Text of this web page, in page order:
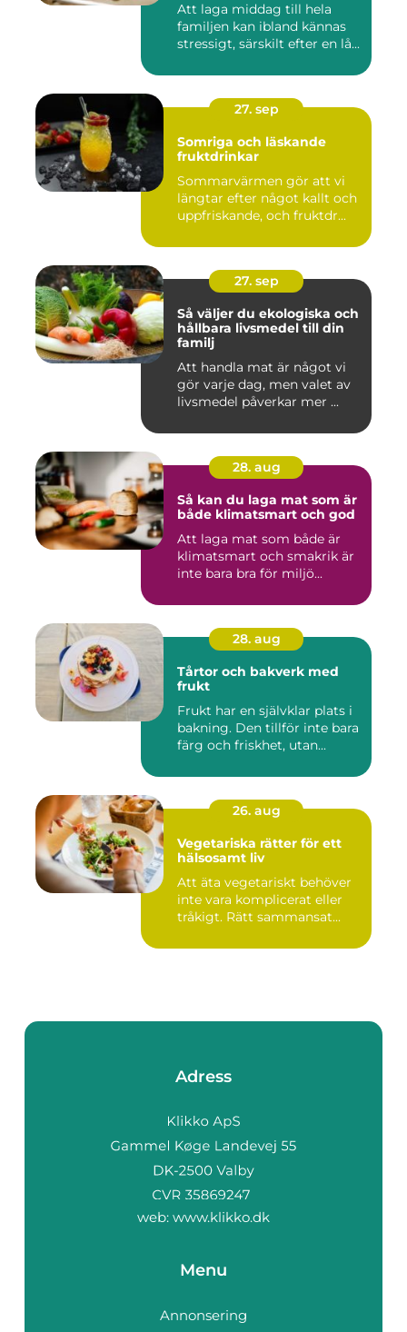
Att laga middag till hela
familjen kan ibland kännas
stressigt, särskilt efter en lå...
27. sep
Somriga och läskande
fruktdrinkar
Sommarvärmen gör att vi
längtar efter något kallt och
uppfriskande, och fruktdr...
27. sep
Så väljer du ekologiska och
hållbara livsmedel till din
familj
Att handla mat är något vi
gör varje dag, men valet av
livsmedel påverkar mer ...
28. aug
Så kan du laga mat som är
både klimatsmart och god
Att laga mat som både är
klimatsmart och smakrik är
inte bara bra för miljö...
28. aug
Tårtor och bakverk med
frukt
Frukt har en självklar plats i
bakning. Den tillför inte bara
färg och friskhet, utan...
26. aug
Vegetariska rätter för ett
hälsosamt liv
Att äta vegetariskt behöver
inte vara komplicerat eller
tråkigt. Rätt sammansat...
Adress
web: www.klikko.dk
Menu
Annonsering